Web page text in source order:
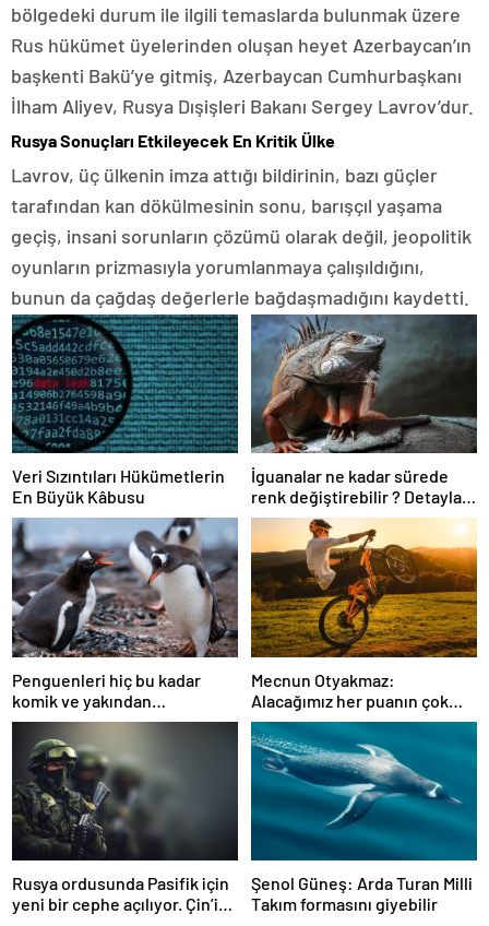
bölgedeki durum ile ilgili temaslarda bulunmak üzere
Rus hükümet üyelerinden oluşan heyet Azerbaycan’ın
başkenti Bakü’ye gitmiş, Azerbaycan Cumhurbaşkanı
İlham Aliyev, Rusya Dışişleri Bakanı Sergey Lavrov’dur.
Rusya Sonuçları Etkileyecek En Kritik Ülke
Lavrov, üç ülkenin imza attığı bildirinin, bazı güçler
tarafından kan dökülmesinin sonu, barışçıl yaşama
geçiş, insani sorunların çözümü olarak değil, jeopolitik
oyunların prizmasıyla yorumlanmaya çalışıldığını,
bunun da çağdaş değerlerle bağdaşmadığını kaydetti.
Veri Sızıntıları Hükümetlerin
En Büyük Kâbusu
İguanalar ne kadar sürede
renk değiştirebilir ? Detaylar
burada…
Penguenleri hiç bu kadar
komik ve yakından
görmemiştiniz
Mecnun Otyakmaz:
Alacağımız her puanın çok
önemi var
Rusya ordusunda Pasifik için
yeni bir cephe açılıyor. Çin’in
Şenol Güneş: Arda Turan Milli
Takım formasını giyebilir